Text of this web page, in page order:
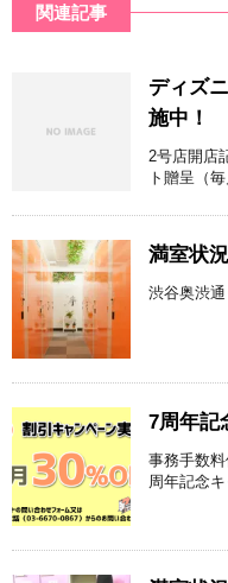
関連記事
ディズ
施中！
2号店開店
ト贈呈（
満室状況
渋谷奥渋
7周年記
事務手数
周年記念